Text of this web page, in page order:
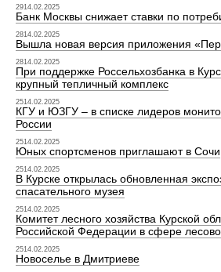
2914.02.2025
Банк Москвы снижает ставки по
2814.02.2025
Вышла новая версия приложения
2814.02.2025
При поддержке Россельхозбанка в
крупный тепличный комплекс
2514.02.2025
КГУ и ЮЗГУ – в списке лидеров
России
2514.02.2025
Юных спортсменов приглашают в Сочи
2514.02.2025
В Курске открылась обновленная
спасательного музея
2514.02.2025
Комитет лесного хозяйства Курской
Российской Федерации в сфере
2514.02.2025
Новоселье в Дмитриеве